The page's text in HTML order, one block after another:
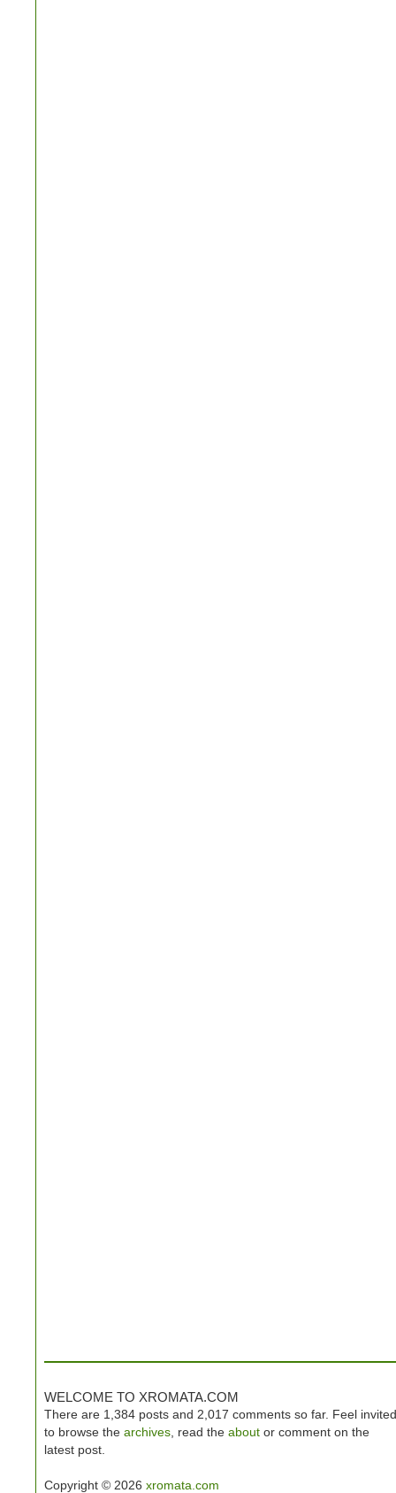
WELCOME TO XROMATA.COM
There are 1,384 posts and 2,017 comments so far. Feel invited
to browse the archives , read the about or comment on the
latest post.
Copyright © 2026 xromata.com